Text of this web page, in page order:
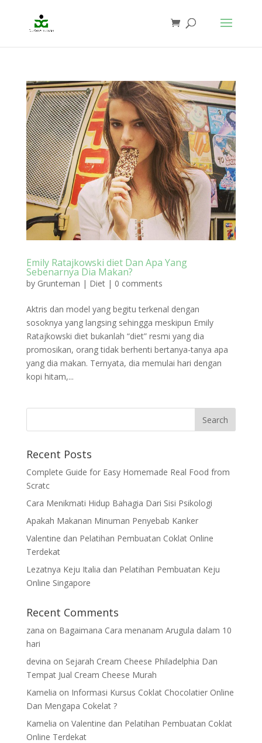
Emily Ratajkowski diet Dan Apa Yang
Sebenarnya Dia Makan?
by Grunteman | Diet| 0 comments
Aktris dan model yang begitu terkenal dengan
sosoknya yang langsing sehingga meskipun Emily
Ratajkowski diet bukanlah “diet” resmi yang dia
promosikan, orang tidak berhenti bertanya-tanya apa
yang dia makan. Ternyata, dia memulai hari dengan
kopi hitam,...
Recent Posts
Complete Guide for Easy Homemade Real Food from
Scratc
Cara Menikmati Hidup Bahagia Dari Sisi Psikologi
Apakah Makanan Minuman Penyebab Kanker
Valentine dan Pelatihan Pembuatan Coklat Online
Terdekat
Lezatnya Keju Italia dan Pelatihan Pembuatan Keju
Online Singapore
Recent Comments
zana on Bagaimana Cara menanam Arugula dalam 10
hari
devina on Sejarah Cream Cheese Philadelphia Dan
Tempat Jual Cream Cheese Murah
Kamelia on Informasi Kursus Coklat Chocolatier Online
Dan Mengapa Cokelat ?
Kamelia on Valentine dan Pelatihan Pembuatan Coklat
Online Terdekat